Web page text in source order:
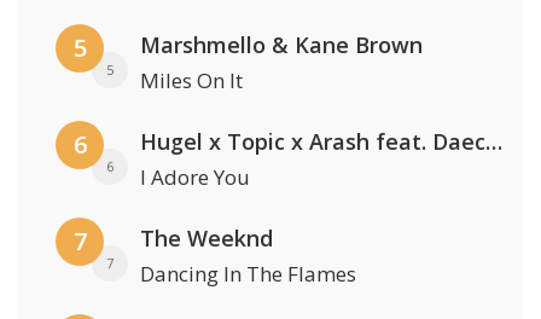
5
5
Marshmello & Kane Brown
Miles On It
6
6
Hugel x Topic x Arash feat. Daecolm
I Adore You
7
7
The Weeknd
Dancing In The Flames